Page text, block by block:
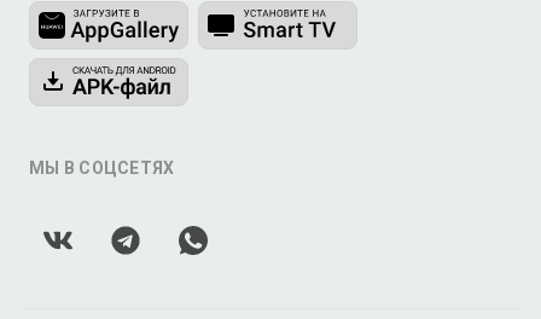
МЫ В СОЦСЕТЯХ